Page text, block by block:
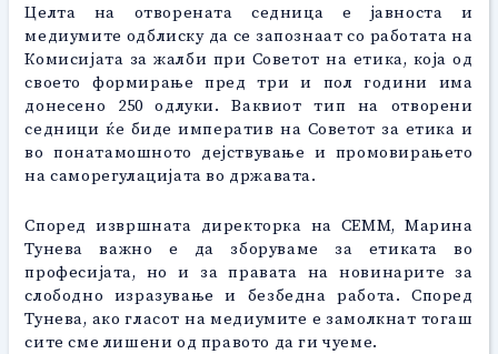
Целта на отворената седница е јавноста и
медиумите одблиску да се запознаат со работата на
Комисијата за жалби при Советот на етика, која од
своето формирање пред три и пол години има
донесено 250 одлуки. Ваквиот тип на отворени
седници ќе биде императив на Советот за етика и
во понатамошното дејствување и промовирањето
на саморегулацијата во државата.
Според извршната директорка на СЕММ, Марина
Тунева важно е да зборуваме за етиката во
професијата, но и за правата на новинарите за
слободно изразување и безбедна работа. Според
Тунева, ако гласот на медиумите е замолкнат тогаш
сите сме лишени од правото да ги чуеме.